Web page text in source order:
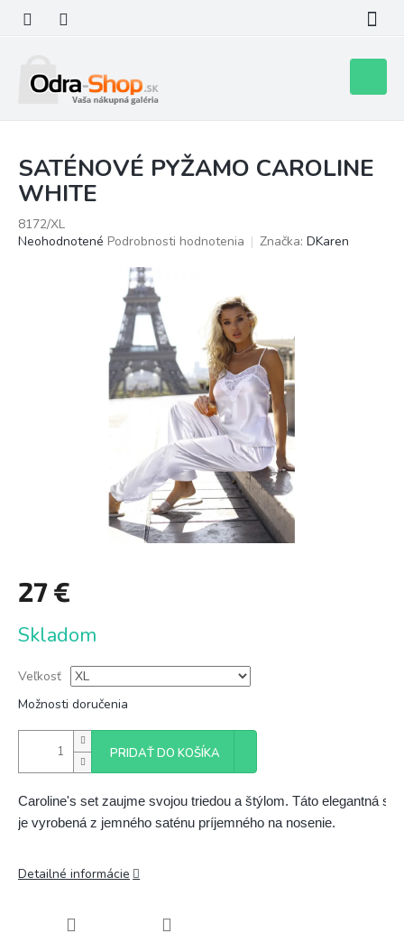
obsah
košík
SATÉNOVÉ PYŽAMO CAROLINE
WHITE
8172/XL
Priemerné
Neohodnotené Podrobnosti hodnotenia Značka: DKaren
27 €
cena:
Skladom
Veľkosť
Možnosti doručenia
PRIDAŤ DO KOŠÍKA
Caroline's set zaujme svojou triedou a štýlom. Táto elegantná
je vyrobená z jemného saténu príjemného na nosenie.
Detailné informácie